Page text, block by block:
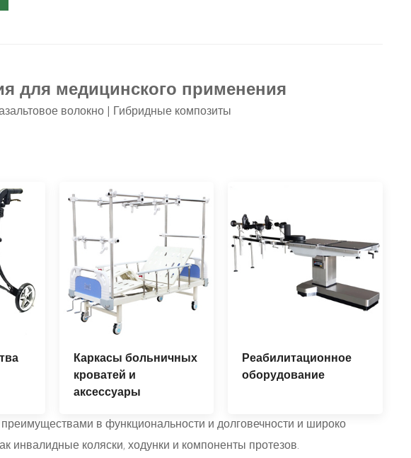
для медицинского применения
волокно | Гибридные композиты
Каркасы больничных
кроватей и
аксессуары
Реабилитационное
оборудование
в функциональности и долговечности и широко
инвалидные коляски, ходунки и компоненты протезов.